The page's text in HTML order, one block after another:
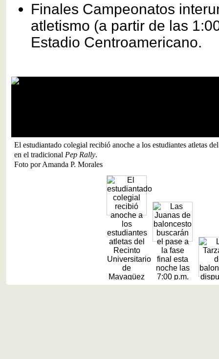
Finales Campeonatos
atletismo (a partir de las
Estadio Centroamericano.
El estudiantado colegial recibió anoche a los estudiantes atletas
en el tradicional Pep Rally.
Foto por Amanda P. Morales